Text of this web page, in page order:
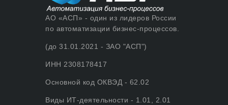
АО «АСП» - один из лидеров России
по автоматизации бизнес-процессов.
(до 31.01.2021 - ЗАО "АСП")
ИНН 2308178417
Основной код ОКВЭД - 62.02
Виды ИТ-деятельности - 1.01, 2.01